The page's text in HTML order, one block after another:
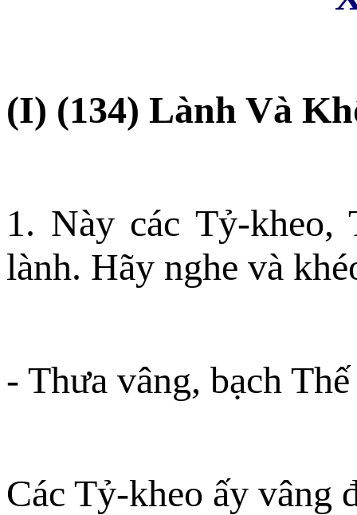
(I) (134) Lành Và
1. Này các Tỷ-kheo,
lành. Hãy nghe và
- Thưa vâng, bạch
Các Tỷ-kheo ấy vâng